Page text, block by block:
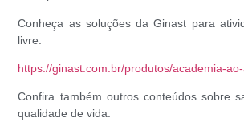
Conheça as soluções da Ginast para
livre:
https://ginast.com.br/produtos/academia-
Confira também outros conteúdos sobre
qualidade de vida: